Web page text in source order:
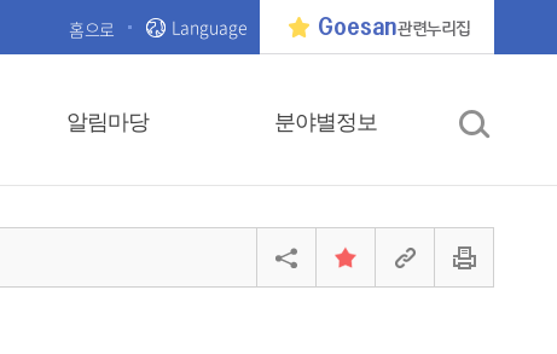
홈으로 Language Goesan관련누리집
알림마당 분야별정보